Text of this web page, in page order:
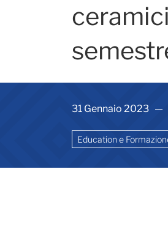
31 Gennaio 2023 —
Education e